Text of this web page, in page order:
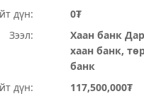
дүн:
0₮
Зээл:
Хаан банк
хаан банк,
банк
дүн:
117,500,000₮